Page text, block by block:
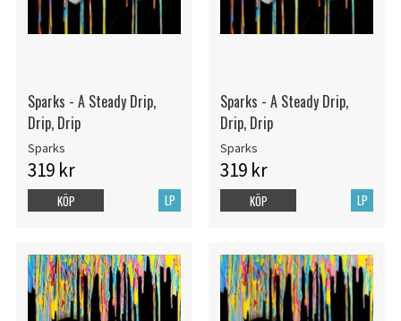
Sparks - A Steady Drip,
Drip, Drip
Sparks
319 kr
LP
KÖP
Sparks - A Steady Drip,
Drip, Drip
Sparks
319 kr
LP
KÖP